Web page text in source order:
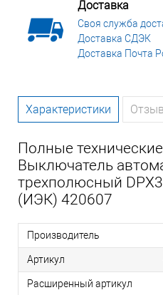
Доставка
Своя служба
Доставка СДЭК
Доставка Почта
Характеристики
Полные
Выключатель
трехполюсный
(ИЭК) 420607
Производитель
Артикул
Расширенный артикул